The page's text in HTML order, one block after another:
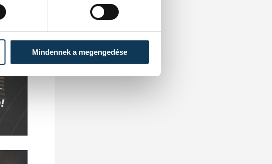
Mindennek a megengedése